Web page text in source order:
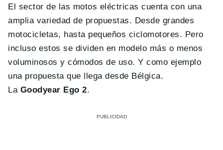
El sector de las motos eléctricas cuenta con una
amplia variedad de propuestas. Desde grandes
motocicletas, hasta pequeños ciclomotores. Pero
incluso estos se dividen en modelo más o menos
voluminosos y cómodos de uso. Y como ejemplo
una propuesta que llega desde Bélgica.
La Goodyear Ego 2.